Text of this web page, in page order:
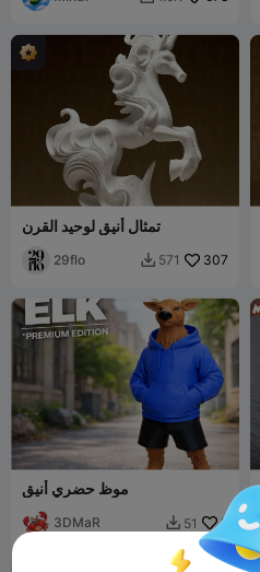
تمثال أنيق لوحيد القرن
29flo  571 307
موظ حضري أنيق
3DMaR  51 9